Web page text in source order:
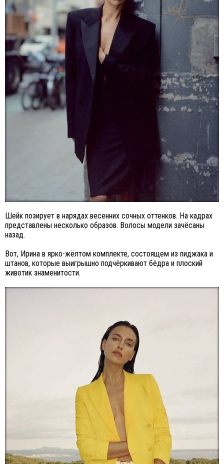
Шейк позирует в нарядах весенних сочных оттенков. На кадрах
представлены несколько образов. Волосы модели зачёсаны
назад.
Вот, Ирина в ярко-жёлтом комплекте, состоящем из пиджака и
штанов, которые выигрышно подчёркивают бёдра и плоский
животик знаменитости.